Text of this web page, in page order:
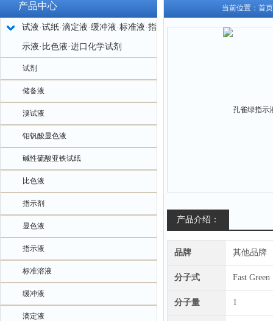
产品中心
试液·试纸·滴定液·缓冲液·标准液·指
示液·比色液·进口化学试剂
试剂
储备液
溴试液
钼钒酸显色液
碱性硫酸亚铁试纸
比色液
指示剂
显色液
指示液
标准溶液
缓冲液
滴定液
当前位置： 首页
产品介绍：
品牌 其他品牌
分子式 Fast Green
分子量 1